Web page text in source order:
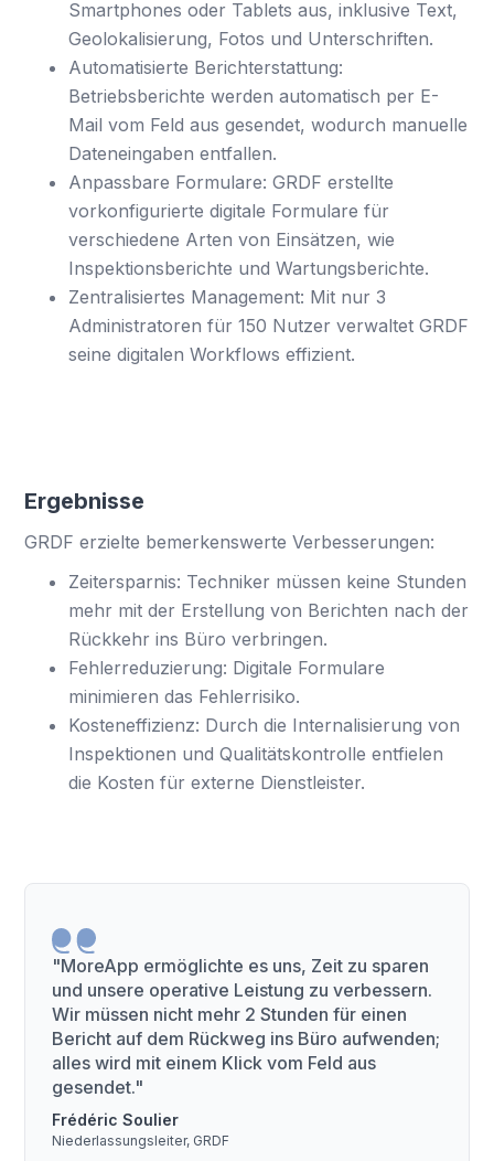
Smartphones oder Tablets aus, inklusive Text,
Geolokalisierung, Fotos und Unterschriften.
Automatisierte Berichterstattung:
Betriebsberichte werden automatisch per E-
Mail vom Feld aus gesendet, wodurch manuelle
Dateneingaben entfallen.
Anpassbare Formulare: GRDF erstellte
vorkonfigurierte digitale Formulare für
verschiedene Arten von Einsätzen, wie
Inspektionsberichte und Wartungsberichte.
Zentralisiertes Management: Mit nur 3
Administratoren für 150 Nutzer verwaltet GRDF
seine digitalen Workflows effizient.
Ergebnisse
GRDF erzielte bemerkenswerte Verbesserungen:
Zeitersparnis: Techniker müssen keine Stunden
mehr mit der Erstellung von Berichten nach der
Rückkehr ins Büro verbringen.
Fehlerreduzierung: Digitale Formulare
minimieren das Fehlerrisiko.
Kosteneffizienz: Durch die Internalisierung von
Inspektionen und Qualitätskontrolle entfielen
die Kosten für externe Dienstleister.
"MoreApp ermöglichte es uns, Zeit zu sparen
und unsere operative Leistung zu verbessern.
Wir müssen nicht mehr 2 Stunden für einen
Bericht auf dem Rückweg ins Büro aufwenden;
alles wird mit einem Klick vom Feld aus
gesendet."
Frédéric Soulier
Niederlassungsleiter, GRDF